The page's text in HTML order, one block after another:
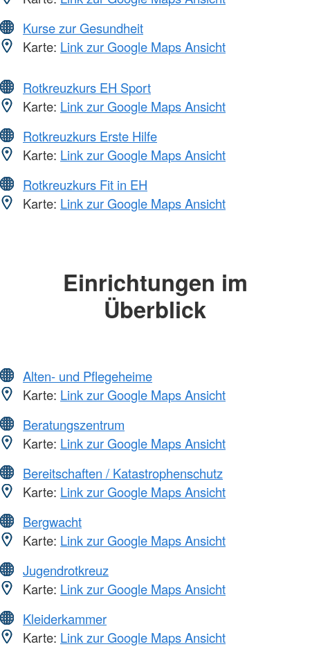
Kurse zur Gesundheit
Karte: Link zur Google Maps Ansicht
Rotkreuzkurs EH Sport
Karte: Link zur Google Maps Ansicht
Rotkreuzkurs Erste Hilfe
Karte: Link zur Google Maps Ansicht
Rotkreuzkurs Fit in EH
Karte: Link zur Google Maps Ansicht
Einrichtungen im
Überblick
Alten- und Pflegeheime
Karte: Link zur Google Maps Ansicht
Beratungszentrum
Karte: Link zur Google Maps Ansicht
Bereitschaften / Katastrophenschutz
Karte: Link zur Google Maps Ansicht
Bergwacht
Karte: Link zur Google Maps Ansicht
Jugendrotkreuz
Karte: Link zur Google Maps Ansicht
Kleiderkammer
Karte: Link zur Google Maps Ansicht